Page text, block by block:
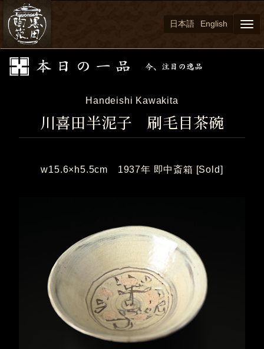
日本語 English
Handeishi Kawakita
川喜田半泥子 刷毛目茶碗
w15.6×h5.5cm 1937年 即中斎箱 [Sold]